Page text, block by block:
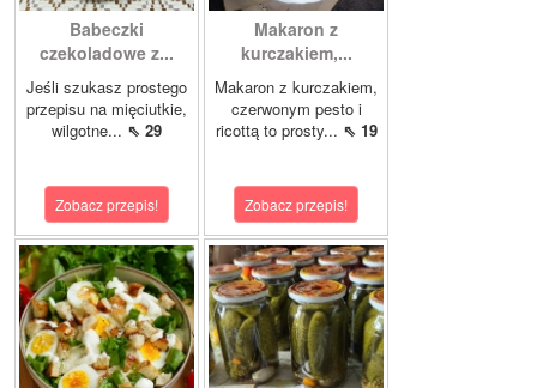
Babeczki
czekoladowe z...
Jeśli szukasz prostego
przepisu na mięciutkie,
wilgotne... ⇖ 29
Zobacz przepis!
Makaron z
kurczakiem,...
Makaron z kurczakiem,
czerwonym pesto i
ricottą to prosty... ⇖ 19
Zobacz przepis!